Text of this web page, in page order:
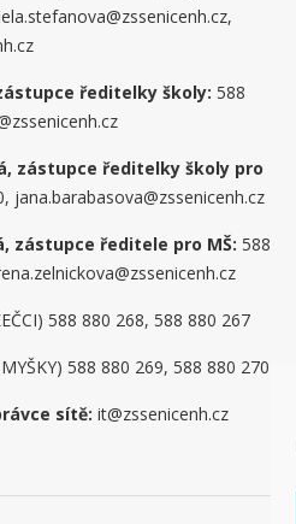
ředitelky školy: 588
zástupce ředitelky školy pro
jana.barabasova@zssenicenh.cz
zástupce ředitele pro MŠ:588
588 880 268, 588 880 267
588 880 269, 588 880 270
sítě: it@zssenicenh.cz